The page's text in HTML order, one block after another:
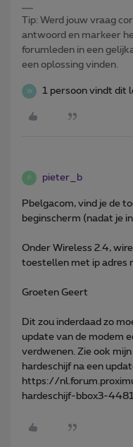
Tip: Werd jouw vraag
antwoord en markeer
forumleden in een
een oplossing vinden.
W 1 persoon vindt dit
P pieter_b
Pbelgacom, vind je de
beginscherm (nadat je
Onder Wireless 2.4,
toestellen met ip adres
Groeten Geert
Dit zou inderdaad zo
update van de modem
verdwenen. Zie ook
hardeschijf na een
https://
hardeschijf-bbox3-